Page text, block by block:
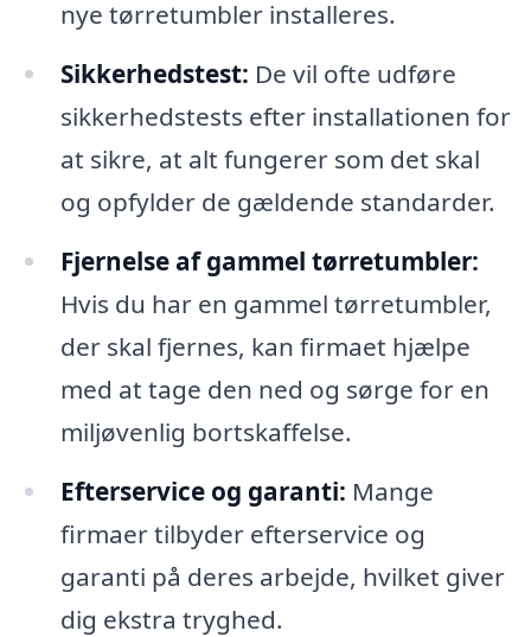
nye tørretumbler installeres.
Sikkerhedstest: De vil ofte udføre
sikkerhedstests efter installationen for
at sikre, at alt fungerer som det skal
og opfylder de gældende standarder.
Fjernelse af gammel tørretumbler:
Hvis du har en gammel tørretumbler,
der skal fjernes, kan firmaet hjælpe
med at tage den ned og sørge for en
miljøvenlig bortskaffelse.
Efterservice og garanti: Mange
firmaer tilbyder efterservice og
garanti på deres arbejde, hvilket giver
dig ekstra tryghed.